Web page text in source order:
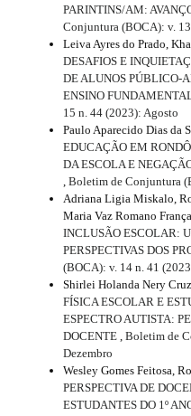
PARINTINS/AM:
Conjuntura (BOCA): v.
Leiva Ayres do Prado,
DESAFIOS E
DE ALUNOS PÚBLICO-
ENSINO
15 n. 44 (2023): Agosto
Paulo Aparecido Dias da
EDUCAÇÃO EM
DA ESCOLA E
Boletim de Conjuntura
Adriana Ligia Miskalo,
Maria Vaz Romano França
INCLUSÃO ESCOLAR:
PERSPECTIVAS DOS
(BOCA): v. 14 n. 41
Shirlei Holanda Nery
FÍSICA ESCOLAR E
ESPECTRO AUTISTA:
DOCENTE Boletim de
Dezembro
Wesley Gomes Feitosa,
PERSPECTIVA DE
ESTUDANTES DO 1º